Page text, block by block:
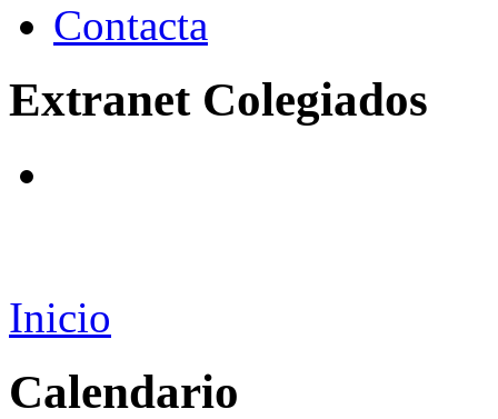
Contacta
Extranet Colegiados
Inicio
Calendario